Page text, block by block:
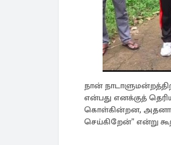
நான்
என்பது எனக்குத்
கொள்கின்றன, அதனால்
செய்கிறேன்" என்று